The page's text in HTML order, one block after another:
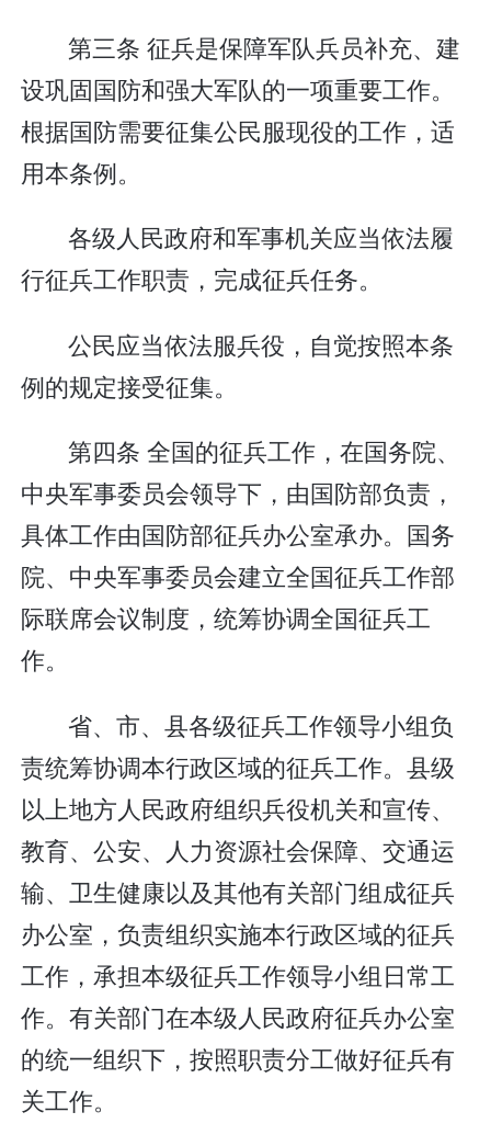
第三条 征兵是保障军队兵员补充、建
设巩固国防和强大军队的一项重要工作。
根据国防需要征集公民服现役的工作，适
用本条例。
各级人民政府和军事机关应当依法履
行征兵工作职责，完成征兵任务。
公民应当依法服兵役，自觉按照本条
例的规定接受征集。
第四条 全国的征兵工作，在国务院、
中央军事委员会领导下，由国防部负责，
具体工作由国防部征兵办公室承办。国务
院、中央军事委员会建立全国征兵工作部
际联席会议制度，统筹协调全国征兵工
作。
省、市、县各级征兵工作领导小组负
责统筹协调本行政区域的征兵工作。县级
以上地方人民政府组织兵役机关和宣传、
教育、公安、人力资源社会保障、交通运
输、卫生健康以及其他有关部门组成征兵
办公室，负责组织实施本行政区域的征兵
工作，承担本级征兵工作领导小组日常工
作。有关部门在本级人民政府征兵办公室
的统一组织下，按照职责分工做好征兵有
关工作。